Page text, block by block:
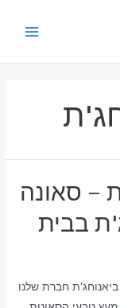
– סאונה
בבית
חברת שלנו